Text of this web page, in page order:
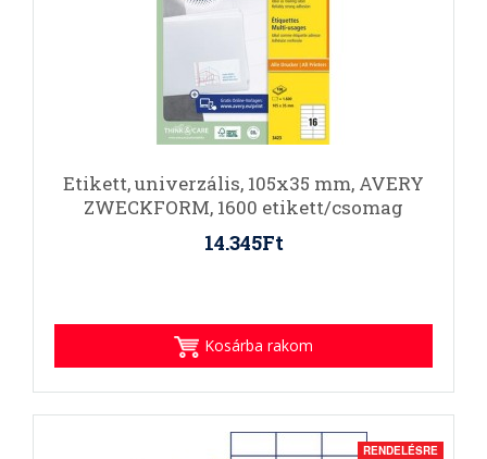
Etikett, univerzális, 105x35 mm, AVERY
ZWECKFORM, 1600 etikett/csomag
14.345Ft
Kosárba rakom
RENDELÉSRE